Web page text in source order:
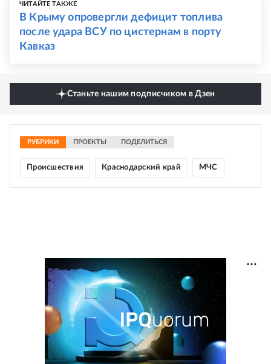
ЧИТАЙТЕ ТАКЖЕ
В Крыму опровергли дефицит топлива
после удара ВСУ по цистернам в порту
Кавказ
Станьте нашим подписчиком в Дзен
РУБРИКИ ПРОЕКТЫ ПОДЕЛИТЬСЯ
Происшествия Краснодарский край МЧС